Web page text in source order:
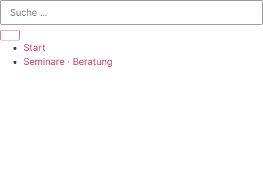
Zum
Inhalt
springen
Start
Seminare · Beratung